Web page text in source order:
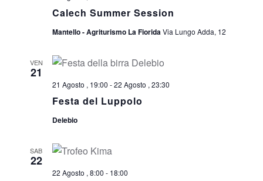
Calech Summer Session
Mantello - Agriturismo La Fiorida Via Lungo Adda, 12
VEN
21
Festa del Luppolo
21 Agosto , 19:00 -22 Agosto , 23:30
Delebio
SAB
22
22 Agosto , 8:00 - 18:00